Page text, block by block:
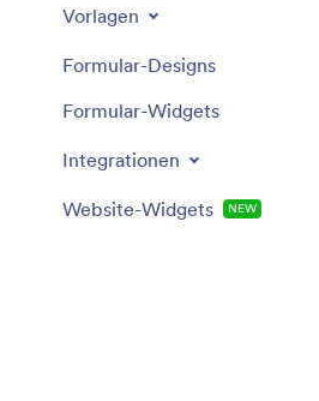
Vorlagen
Formular-Designs
Formular-Widgets
Integrationen
Website-Widgets NEW